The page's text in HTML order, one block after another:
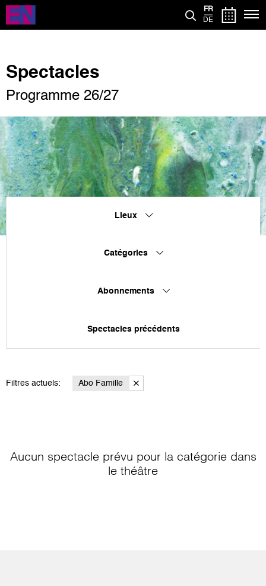
Aller
contenu
FR
DE
Spectacles
Programme 26/27
Lieux
Catégories
Abonnements
Spectacles précédents
Filtres actuels: Abo Famille
Aucun spectacle prévu pour la catégorie dans
le théâtre